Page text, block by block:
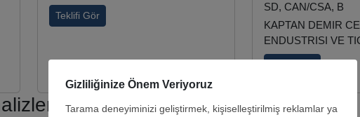
Teklifi Gör
SD, CAN/CSA, B
KAPTAN DEMIR
ENDUSTRISI VE